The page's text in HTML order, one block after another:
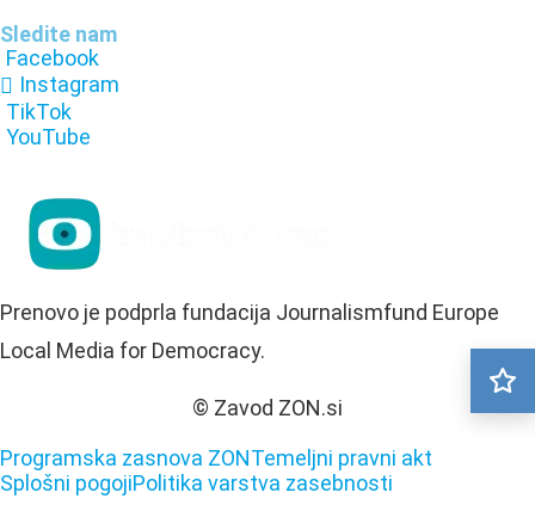
Sledite nam
Facebook
Instagram
TikTok
YouTube
Prenovo je podprla fundacija Journalismfund Europe
Local Media for Democracy.
© Zavod ZON.si
Programska zasnova ZONTemeljni pravni akt
Splošni pogojiPolitika varstva zasebnosti